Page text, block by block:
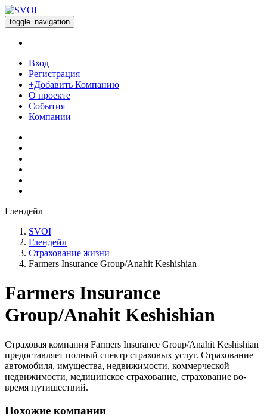
toggle_navigation
Вход
Регистрация
+Добавить Компанию
О проекте
События
Компании
Глендейл
SVOI
Глендейл
Страхование жизни
Farmers Insurance Group/Anahit Keshishian
Farmers Insurance
Group/Anahit Keshishian
Страховая компания Farmers Insurance Group/Anahit Keshishian
предоставляет полный спектр страховых услуг. Страхование
автомобиля, имущества, недвижимости, коммерческой
недвижимости, медицинское страхование, страхование во-
время путишествий.
Похожие компании